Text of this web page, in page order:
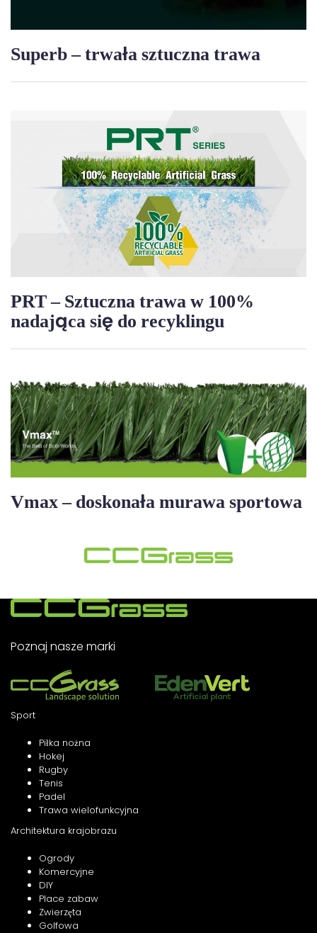
Superb – trwała sztuczna trawa
PRT – Sztuczna trawa w 100%
nadająca się do recyklingu
Vmax – doskonała murawa sportowa
Poznaj nasze marki
Sport
Piłka nożna
Hokej
Rugby
Tenis
Padel
Trawa wielofunkcyjna
Architektura krajobrazu
Ogrody
Komercyjne
DIY
Place zabaw
Zwierzęta
Golfowa